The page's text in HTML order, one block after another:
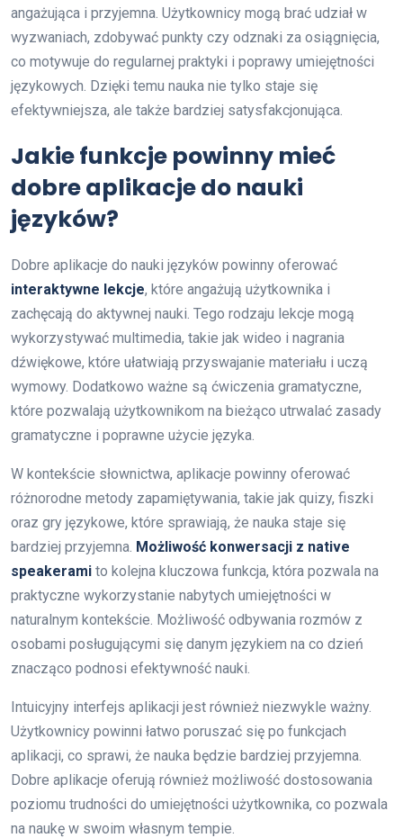
angażująca i przyjemna. Użytkownicy mogą brać udział w
wyzwaniach, zdobywać punkty czy odznaki za osiągnięcia,
co motywuje do regularnej praktyki i poprawy umiejętności
językowych. Dzięki temu nauka nie tylko staje się
efektywniejsza, ale także bardziej satysfakcjonująca.
Jakie funkcje powinny mieć
dobre aplikacje do nauki
języków?
Dobre aplikacje do nauki języków powinny oferować
interaktywne lekcje, które angażują użytkownika i
zachęcają do aktywnej nauki. Tego rodzaju lekcje mogą
wykorzystywać multimedia, takie jak wideo i nagrania
dźwiękowe, które ułatwiają przyswajanie materiału i uczą
wymowy. Dodatkowo ważne są ćwiczenia gramatyczne,
które pozwalają użytkownikom na bieżąco utrwalać zasady
gramatyczne i poprawne użycie języka.
W kontekście słownictwa, aplikacje powinny oferować
różnorodne metody zapamiętywania, takie jak quizy, fiszki
oraz gry językowe, które sprawiają, że nauka staje się
bardziej przyjemna. Możliwość konwersacji z native
speakerami to kolejna kluczowa funkcja, która pozwala na
praktyczne wykorzystanie nabytych umiejętności w
naturalnym kontekście. Możliwość odbywania rozmów z
osobami posługującymi się danym językiem na co dzień
znacząco podnosi efektywność nauki.
Intuicyjny interfejs aplikacji jest również niezwykle ważny.
Użytkownicy powinni łatwo poruszać się po funkcjach
aplikacji, co sprawi, że nauka będzie bardziej przyjemna.
Dobre aplikacje oferują również możliwość dostosowania
poziomu trudności do umiejętności użytkownika, co pozwala
na naukę w swoim własnym tempie.